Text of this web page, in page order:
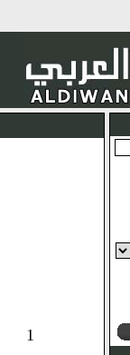
1